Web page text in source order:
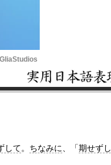
GliaStudios
して。 ちなみに、「期せず